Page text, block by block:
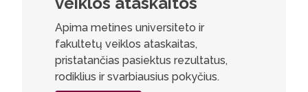
Apima metines universiteto ir
fakultetų veiklos ataskaitas,
pristatančias pasiektus rezultatus,
rodiklius ir svarbiausius pokyčius.